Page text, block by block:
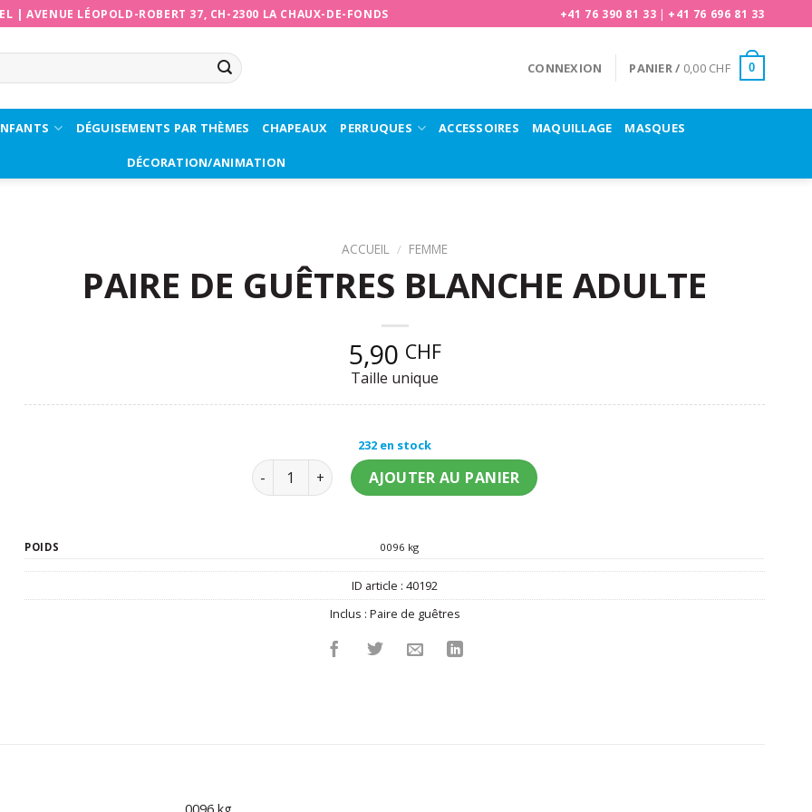
|AVENUE LÉOPOLD-ROBERT 37, CH-2300 LA CHAUX-DE-FONDS +41 76 390 81 33 | +41 76 696 81 33
CONNEXION PANIER / 0,00 CHF 0
DÉGUISEMENTS PAR THÈMES CHAPEAUX PERRUQUES ACCESSOIRES MAQUILLAGE MASQUES
DÉCORATION/ANIMATION
ACCUEIL / FEMME
PAIRE DE GUÊTRES BLANCHE ADULTE
5,90 CHF
Taille unique
232 en stock
quantité de Paire de guêtres blanche adulte
AJOUTER AU PANIER
POIDS 0096 kg
ID article :40192
Inclus : Paire de guêtres